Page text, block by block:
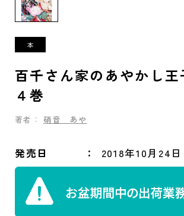
百千さん家のあやかし
４巻
著者： 硝音 あや
発売日 2018年10月24日